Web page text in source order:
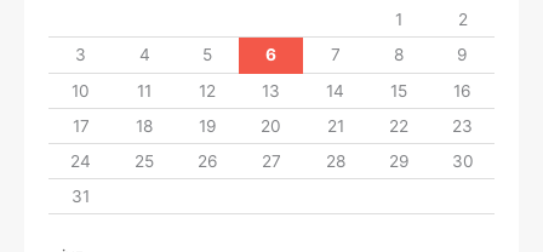
1
2
3
4 5 6 7 8
9
10
11 12 13 14 15
16
17
18 19 20 21 22
23
24
25 26 27 28 29
30
31